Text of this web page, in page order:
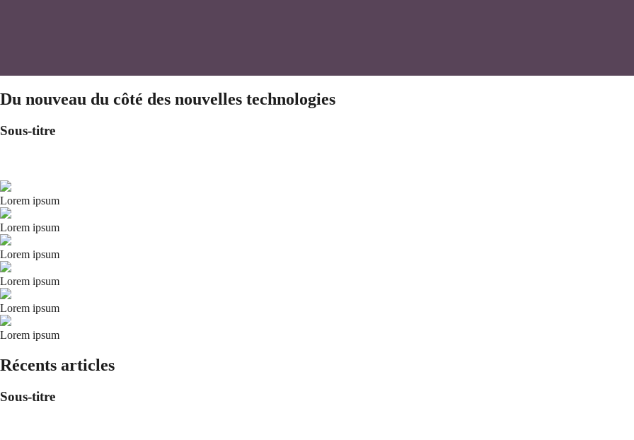
Du nouveau du côté des nouvelles technologies
Sous-titre
Lorem ipsum
Lorem ipsum
Lorem ipsum
Lorem ipsum
Lorem ipsum
Lorem ipsum
Récents articles
Sous-titre